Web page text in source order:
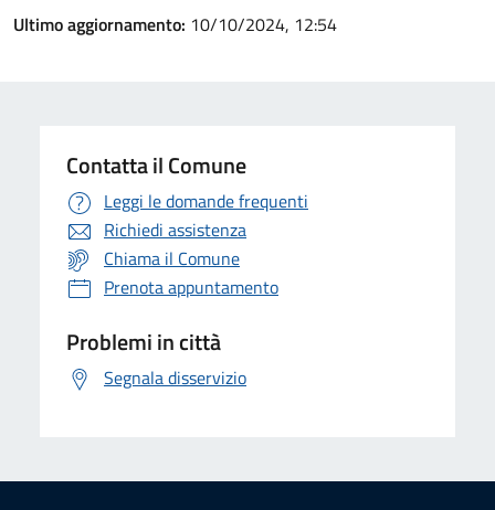
Ultimo aggiornamento: 10/10/2024, 12:54
Contatta il Comune
Leggi le domande frequenti
Richiedi assistenza
Chiama il Comune
Prenota appuntamento
Problemi in città
Segnala disservizio